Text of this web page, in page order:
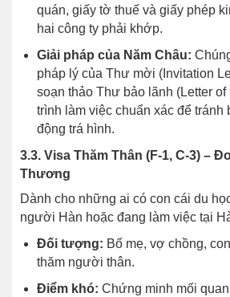
quán, giấy tờ thuế và giấy phép
hai công ty phải khớp.
Giải pháp của Năm Châu:
pháp lý của Thư mời (Invitation
soạn thảo Thư bảo lãnh (Letter of
trình làm việc chuẩn xác để tránh
động trá hình.
3.3. Visa Thăm Thân (F-1, C-3) –
Thương
Dành cho những ai có con cái du
người Hàn hoặc đang làm việc tại
Đối tượng: Bố mẹ, vợ chồng,
thăm người thân.
Điểm khó: Chứng minh mối